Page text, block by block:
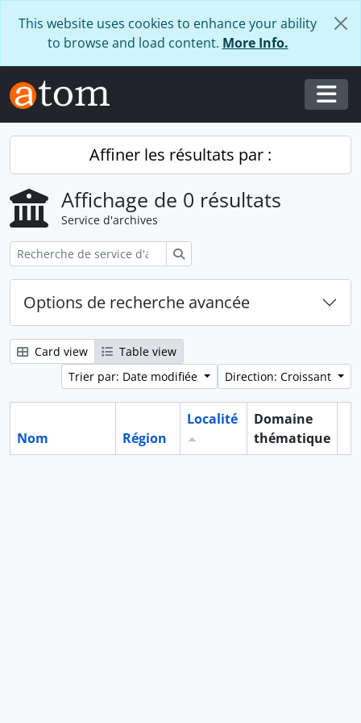
This website uses cookies to enhance your ability
to browse and load content. More Info.
Affiner les résultats par :
Affichage de 0 résultats
Service d'archives
Options de recherche avancée
Card view
Table view
Trier par: Date modifiée
Direction: Croissant
Nom Région
Localité
Domaine
thématique